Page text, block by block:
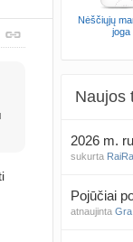
Nėščiųjų
joga
Naujos
2026 m.
sukurta
Pojūčiai
atnaujinta